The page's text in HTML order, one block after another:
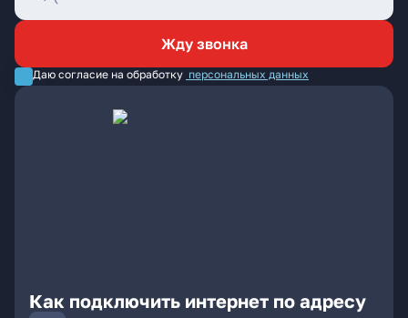
Жду звонка
Даю согласие на обработку персональных данных
Как подключить интернет по адресу